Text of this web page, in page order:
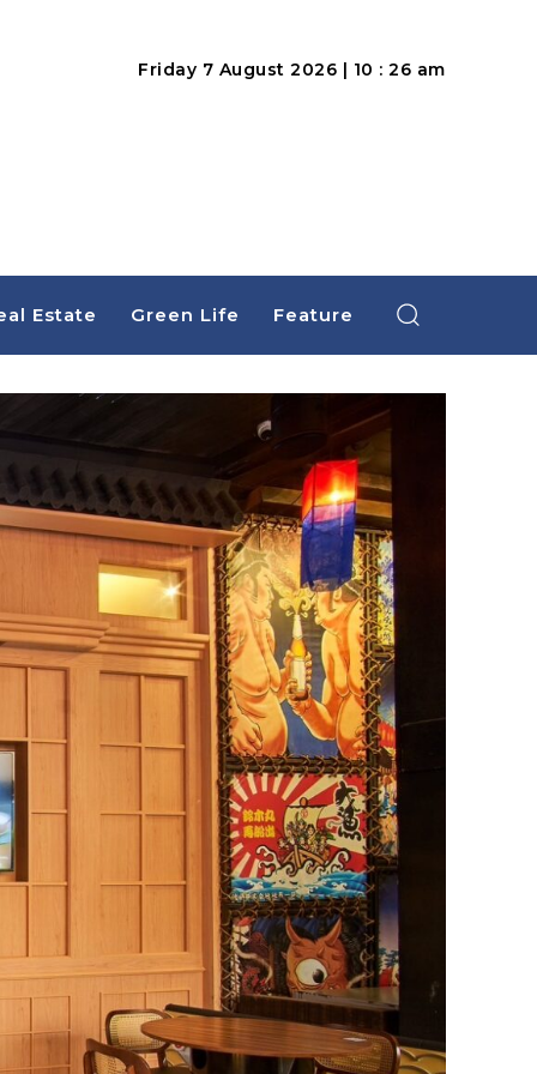
Friday 7 August 2026 | 10 : 26 am
Estate Green Life Feature